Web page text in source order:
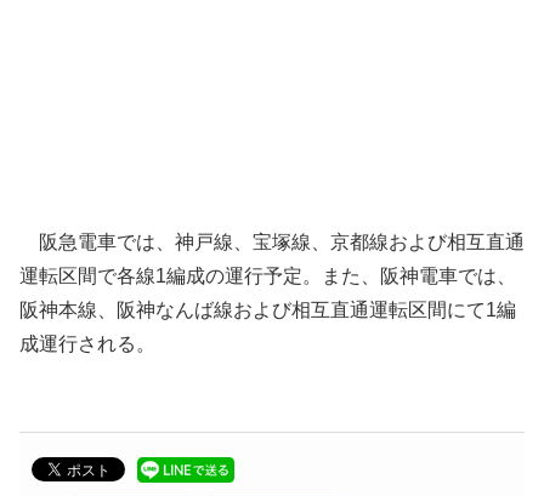
阪急電車では、神戸線、宝塚線、京都線および相互直通
運転区間で各線1編成の運行予定。また、阪神電車では、
阪神本線、阪神なんば線および相互直通運転区間にて1編
成運行される。